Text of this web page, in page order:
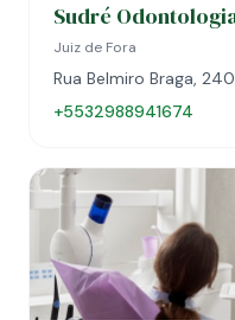
Sudré
Juiz de Fora
Rua Belmiro Braga,
+5532988941674